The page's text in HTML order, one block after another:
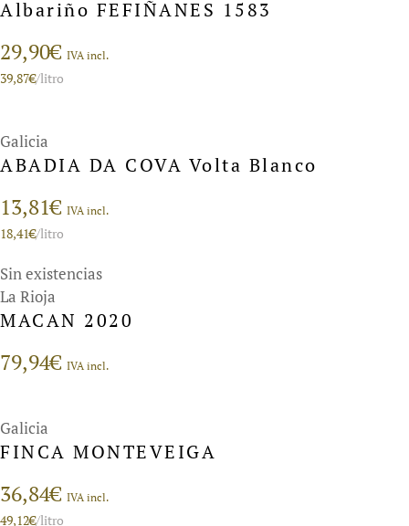
Albariño FEFIÑANES 1583
29,90€ IVA incl.
39,87€/litro
Galicia
ABADIA DA COVA Volta Blanco
13,81€ IVA incl.
18,41€/litro
Sin existencias
La Rioja
MACAN 2020
79,94€ IVA incl.
Galicia
FINCA MONTEVEIGA
36,84€ IVA incl.
49,12€/litro